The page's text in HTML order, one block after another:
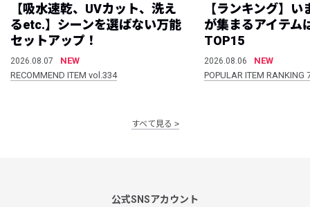
【吸水速乾、UVカット、洗え
るetc.】シーンを選ばない万能
セットアップ！
2026.08.07
NEW
RECOMMEND ITEM vol.334
【ランキング】
が集まるアイテム
TOP15
2026.08.06
NEW
POPULAR ITEM
すべて見る
公式SNSアカウント